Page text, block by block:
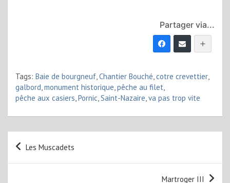
Partager via...
Tags: Baie de bourgneuf Chantier Bouché cotre crevettier
galbord monument historique pêche au filet
pêche aux casiers Pornic Saint-Nazaire va pas trop vite
Navigation
de
Les Muscadets
Martroger III